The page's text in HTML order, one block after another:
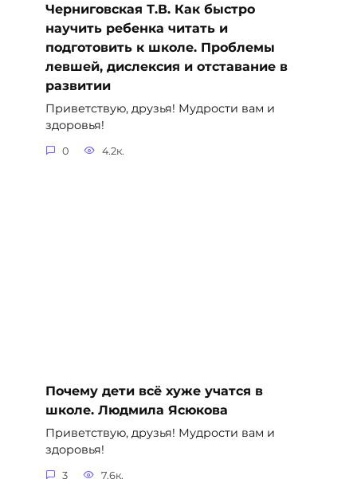
Черниговская Т.В. Как быстро
научить ребенка читать и
подготовить к школе. Проблемы
левшей, дислексия и отставание в
развитии
Приветствую, друзья! Мудрости вам и
здоровья!
0 4.2к.
Почему дети всё хуже учатся в
школе. Людмила Ясюкова
Приветствую, друзья! Мудрости вам и
здоровья!
3 7.6к.